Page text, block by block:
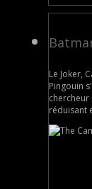
Le Joker,
Pingouin
réduisant